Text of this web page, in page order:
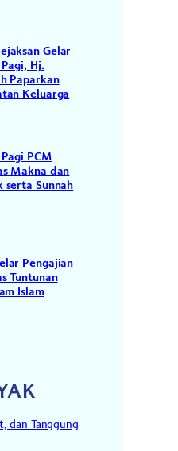
Gelar
Hj.
Paparkan
Keluarga
PCM
Makna dan
serta Sunnah
Pengajian
Tuntunan
Islam
dan Tanggung